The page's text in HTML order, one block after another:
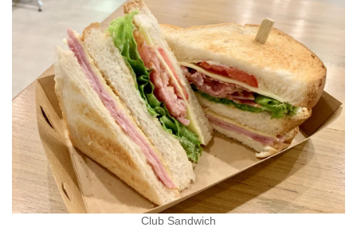
Club Sandwich